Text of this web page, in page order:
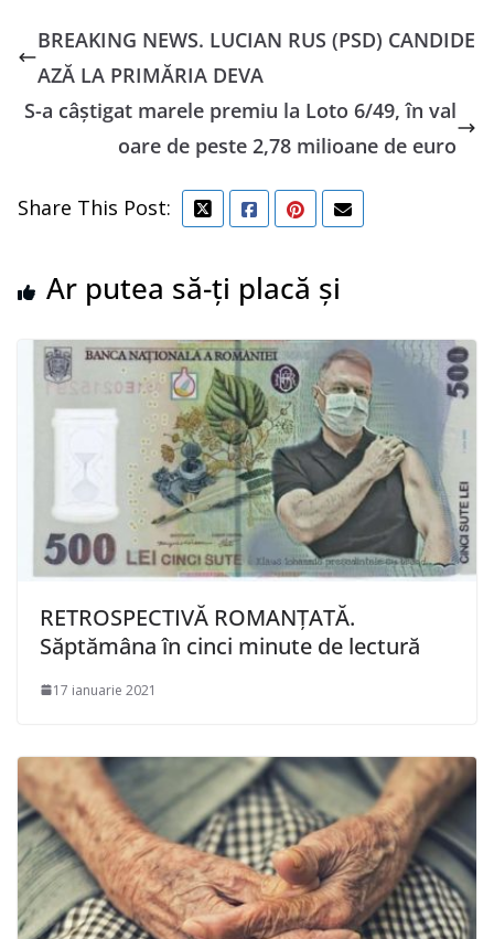
BREAKING NEWS. LUCIAN RUS (PSD) CANDIDE
AZĂ LA PRIMĂRIA DEVA
S-a câştigat marele premiu la Loto 6/49, în val
oare de peste 2,78 milioane de euro
Share This Post:
Ar putea să-ți placă și
RETROSPECTIVĂ ROMANȚATĂ.
Săptămâna în cinci minute de lectură
17 ianuarie 2021